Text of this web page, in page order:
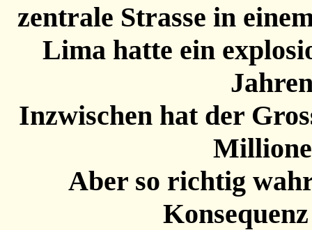
zentrale Strasse in
Lima hatte ein
Inzwischen hat der
Aber so richtig